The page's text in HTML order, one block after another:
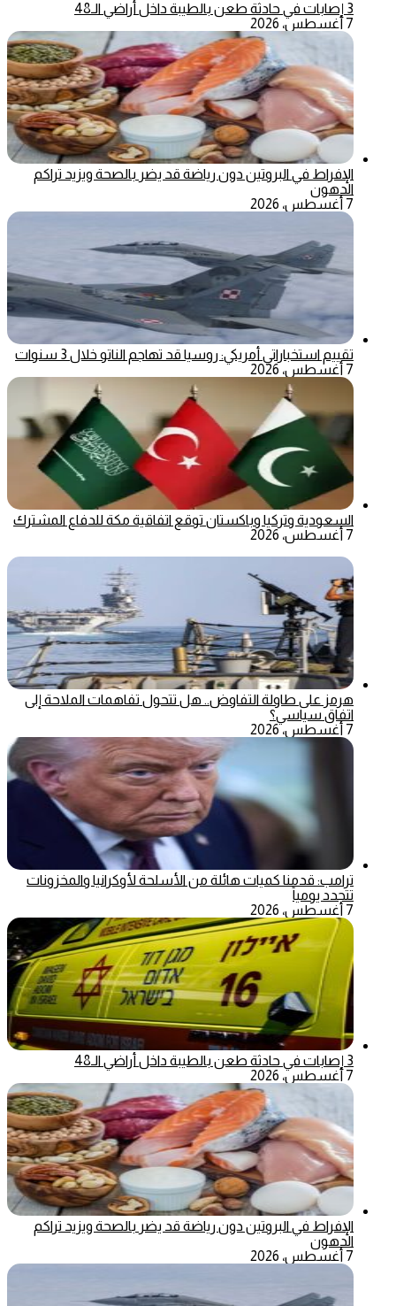
3 إصابات في حادثة طعن بالطيبة داخل أراضي الـ48
7 أغسطس، 2026
الإفراط في البروتين دون رياضة قد يضر بالصحة ويزيد تراكم
الدهون
7 أغسطس، 2026
تقييم استخباراتي أمريكي: روسيا قد تهاجم الناتو خلال 3 سنوات
7 أغسطس، 2026
السعودية وتركيا وباكستان توقع اتفاقية مكة للدفاع المشترك
7 أغسطس، 2026
هرمز على طاولة التفاوض.. هل تتحول تفاهمات الملاحة إلى
اتفاق سياسي؟
7 أغسطس، 2026
ترامب: قدمنا كميات هائلة من الأسلحة لأوكرانيا والمخزونات
تتجدد يومياً
7 أغسطس، 2026
3 إصابات في حادثة طعن بالطيبة داخل أراضي الـ48
7 أغسطس، 2026
الإفراط في البروتين دون رياضة قد يضر بالصحة ويزيد تراكم
الدهون
7 أغسطس، 2026